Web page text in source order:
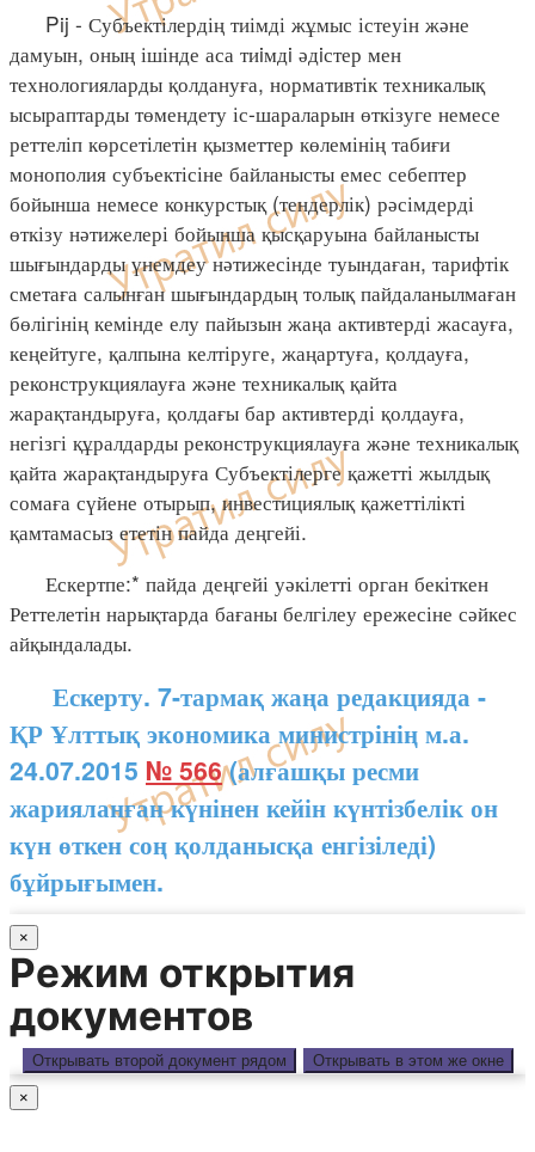
Pij - Субъектілердің тиімді жұмыс істеуін және
дамуын, оның ішінде аса тиiмдi әдiстер мен
технологияларды қолдануға, нормативтік техникалық
ысыраптарды төмендету іс-шараларын өткізуге немесе
реттеліп көрсетілетін қызметтер көлемінің табиғи
монополия субъектісіне байланысты емес себептер
бойынша немесе конкурстық (тендерлік) рәсімдерді
өткізу нәтижелері бойынша қысқаруына байланысты
шығындарды үнемдеу нәтижесінде туындаған, тарифтік
сметаға салынған шығындардың толық пайдаланылмаған
бөлігінің кемінде елу пайызын жаңа активтерді жасауға,
кеңейтуге, қалпына келтіруге, жаңартуға, қолдауға,
реконструкциялауға және техникалық қайта
жарақтандыруға, қолдағы бар активтерді қолдауға,
негізгі құралдарды реконструкциялауға және техникалық
қайта жарақтандыруға Субъектілерге қажетті жылдық
сомаға сүйене отырып, инвестициялық қажеттілікті
қамтамасыз ететін пайда деңгейі.
Ескертпе:* пайда деңгейі уәкілетті орган бекіткен
Реттелетін нарықтарда бағаны белгілеу ережесіне сәйкес
айқындалады.
Ескерту. 7-тармақ жаңа редакцияда -
ҚР Ұлттық экономика министрінің м.а.
24.07.2015 № 566(алғашқы ресми
жарияланған күнінен кейін күнтізбелік он
күн өткен соң қолданысқа енгізіледі)
бұйрығымен.
×
Режим открытия
документов
Открывать второй документ рядом Открывать в этом же окне
×